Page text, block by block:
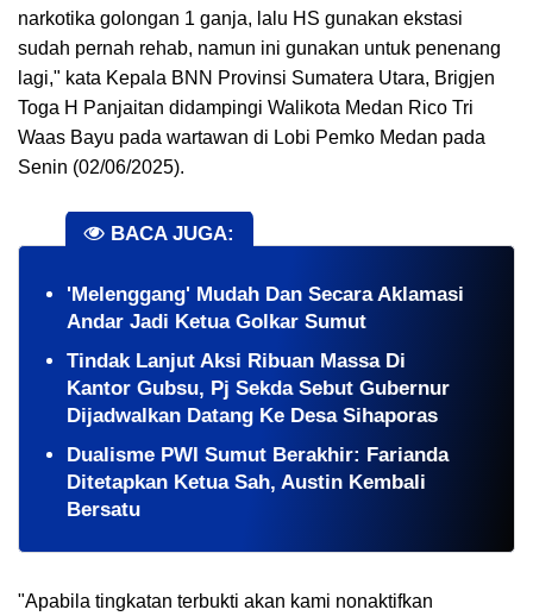
narkotika golongan 1 ganja, lalu HS gunakan ekstasi
sudah pernah rehab, namun ini gunakan untuk penenang
lagi," kata Kepala BNN Provinsi Sumatera Utara, Brigjen
Toga H Panjaitan didampingi Walikota Medan Rico Tri
Waas Bayu pada wartawan di Lobi Pemko Medan pada
Senin (02/06/2025).
BACA JUGA:
'Melenggang' Mudah Dan Secara Aklamasi
Andar Jadi Ketua Golkar Sumut
Tindak Lanjut Aksi Ribuan Massa Di
Kantor Gubsu, Pj Sekda Sebut Gubernur
Dijadwalkan Datang Ke Desa Sihaporas
Dualisme PWI Sumut Berakhir: Farianda
Ditetapkan Ketua Sah, Austin Kembali
Bersatu
"Apabila tingkatan terbukti akan kami nonaktifkan